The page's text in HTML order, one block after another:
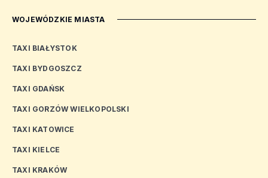
WOJEWÓDZKIE MIASTA
TAXI BIAŁYSTOK
TAXI BYDGOSZCZ
TAXI GDAŃSK
TAXI GORZÓW WIELKOPOLSKI
TAXI KATOWICE
TAXI KIELCE
TAXI KRAKÓW